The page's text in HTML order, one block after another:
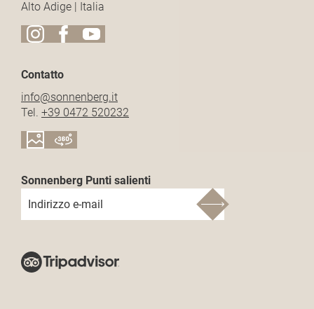
Alto Adige | Italia
Contatto
info@sonnenberg.it
Tel. +39 0472 520232
Sonnenberg Punti salienti
Indirizzo e-mail